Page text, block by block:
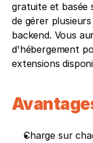
gratuite et basée
de gérer
backend. Vous
d'hébergement
extensions
Charge sur